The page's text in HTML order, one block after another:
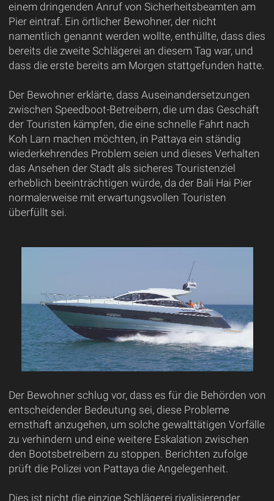
einem dringenden Anruf von Sicherheitsbeamten am
Pier eintraf. Ein örtlicher Bewohner, der nicht
namentlich genannt werden wollte, enthüllte, dass dies
bereits die zweite Schlägerei an diesem Tag war, und
dass die erste bereits am Morgen stattgefunden hatte.
Der Bewohner erklärte, dass Auseinandersetzungen
zwischen Speedboot-Betreibern, die um das Geschäft
der Touristen kämpfen, die eine schnelle Fahrt nach
Koh Larn machen möchten, in Pattaya ein ständig
wiederkehrendes Problem seien und dieses Verhalten
das Ansehen der Stadt als sicheres Touristenziel
erheblich beeinträchtigen würde, da der Bali Hai Pier
normalerweise mit erwartungsvollen Touristen
überfüllt sei.
Der Bewohner schlug vor, dass es für die Behörden von
entscheidender Bedeutung sei, diese Probleme
ernsthaft anzugehen, um solche gewalttätigen Vorfälle
zu verhindern und eine weitere Eskalation zwischen
den Bootsbetreibern zu stoppen. Berichten zufolge
prüft die Polizei von Pattaya die Angelegenheit.
Dies ist nicht die einzige Schlägerei rivalisierender